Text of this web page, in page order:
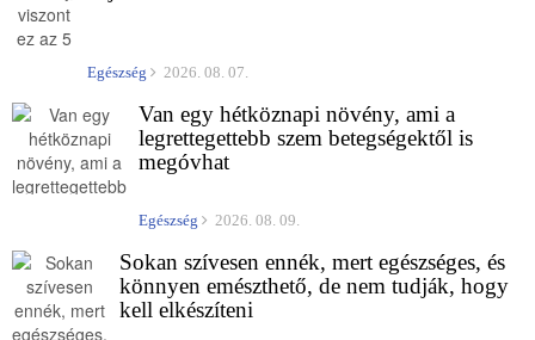
Egészség 2026. 08. 07.
Van egy hétköznapi növény, ami a
legrettegettebb szem betegségektől is
megóvhat
Egészség 2026. 08. 09.
Sokan szívesen ennék, mert egészséges, és
könnyen emészthető, de nem tudják, hogy
kell elkészíteni